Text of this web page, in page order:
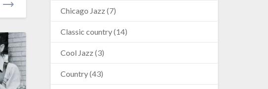
Chicago Jazz (7)
Classic country(14)
Cool Jazz (3)
Country(43)